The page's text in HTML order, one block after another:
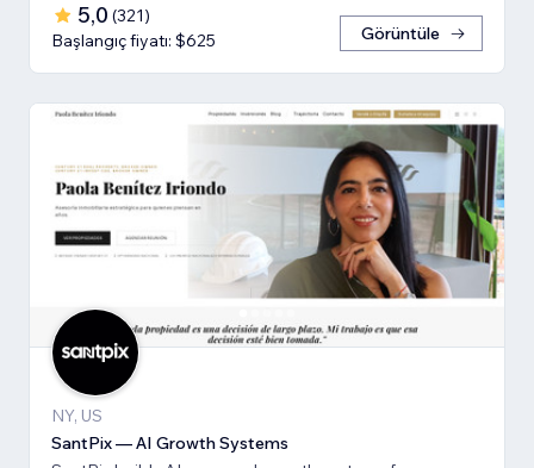
5,0 (321)
Başlangıç fiyatı: $625
Görüntüle
NY, US
SantPix — AI Growth Systems